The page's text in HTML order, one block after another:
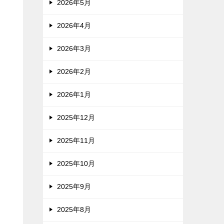
2026年5月
2026年4月
2026年3月
2026年2月
2026年1月
2025年12月
2025年11月
2025年10月
2025年9月
2025年8月